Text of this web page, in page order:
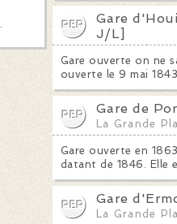
Gare
J/L]
La Grande
Gare ouverte on ne
ouverte le 9 mai
Gare de
La Grande
Gare ouverte en
datant de 1846. Elle
Gare
La Grande